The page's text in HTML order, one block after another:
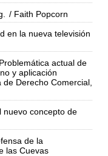
/ Faith Popcorn
en la nueva televisión
actual de
y aplicación
de Derecho Comercial,
nuevo concepto de
de la
las Cuevas